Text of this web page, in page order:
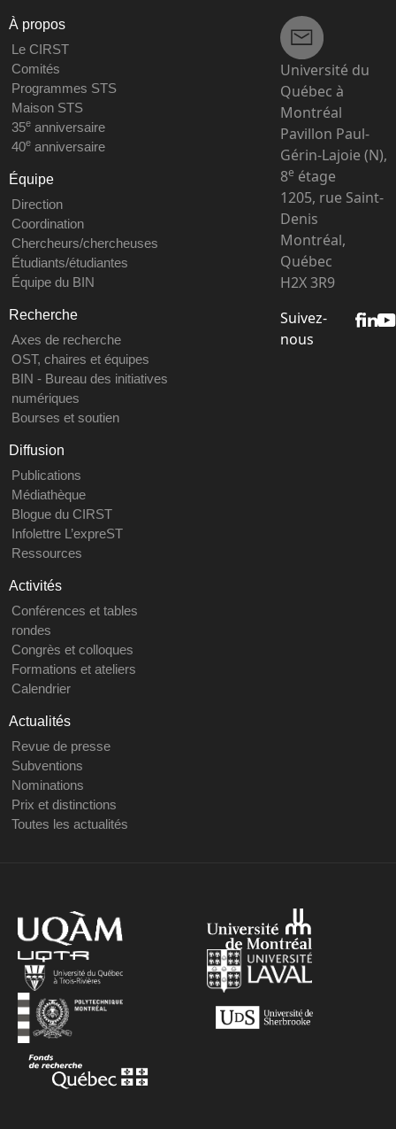
À propos
Le CIRST
Comités
Programmes STS
Maison STS
35eanniversaire
40eanniversaire
Équipe
Direction
Coordination
Chercheurs/chercheuses
Étudiants/étudiantes
Équipe du BIN
Recherche
Axes de recherche
OST, chaires et équipes
BIN - Bureau des initiatives
numériques
Bourses et soutien
Diffusion
Publications
Médiathèque
Blogue du CIRST
Infolettre L’expreST
Ressources
Activités
Conférences et tables
rondes
Congrès et colloques
Formations et ateliers
Calendrier
Actualités
Revue de presse
Subventions
Nominations
Prix et distinctions
Toutes les actualités
Université du
Québec à
Montréal
Pavillon Paul-
Gérin-Lajoie (N),
8e étage
1205, rue Saint-
Denis
Montréal,
Québec
H2X 3R9
Suivez-
nous